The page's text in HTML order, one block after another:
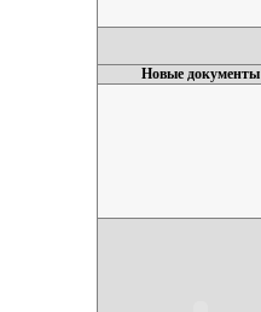
Новые документы